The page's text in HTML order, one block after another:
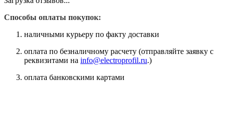
Способы оплаты покупок:
наличными курьеру по факту доставки
оплата по безналичному расчету (отправляйте заявку с
реквизитами на info@electroprofil.ru.)
оплата банковскими картами